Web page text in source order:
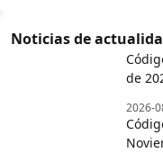
Noticias de
de
2026-